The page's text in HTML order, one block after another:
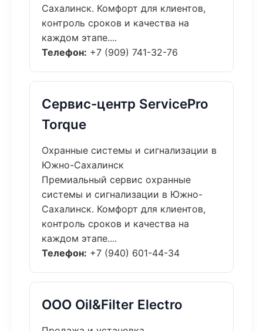
Сахалинск. Комфорт для клиентов,
контроль сроков и качества на
каждом этапе....
Телефон: +7 (909) 741-32-76
Сервис-центр ServicePro
Torque
Охранные системы и сигнализации в
Южно-Сахалинск
Премиальный сервис охранные
системы и сигнализации в Южно-
Сахалинск. Комфорт для клиентов,
контроль сроков и качества на
каждом этапе....
Телефон: +7 (940) 601-44-34
ООО Oil&Filter Electro